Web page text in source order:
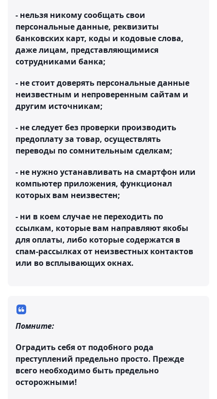
- нельзя никому сообщать свои
персональные данные, реквизиты
банковских карт, коды и кодовые слова,
даже лицам, представляющимися
сотрудниками банка;
- не стоит доверять персональные данные
неизвестным и непроверенным сайтам и
другим источникам;
- не следует без проверки производить
предоплату за товар, осуществлять
переводы по сомнительным сделкам;
- не нужно устанавливать на смартфон или
компьютер приложения, функционал
которых вам неизвестен;
- ни в коем случае не переходить по
ссылкам, которые вам направляют якобы
для оплаты, либо которые содержатся в
спам-рассылках от неизвестных контактов
или во всплывающих окнах.
Помните:
Оградить себя от подобного рода
преступлений предельно просто. Прежде
всего необходимо быть предельно
осторожными!